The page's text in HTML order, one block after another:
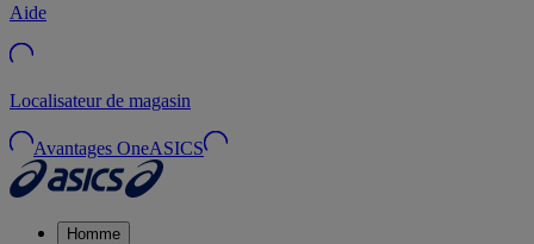
Aide
Localisateur de magasin
Avantages OneASICS
Homme